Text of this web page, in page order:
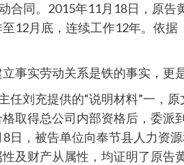
同。2015年11月18日，原
12月底，连续工作12年。依
事实劳动关系是铁的事实，更
刘充提供的“说明材料”一，
取得总公司内部资格后，委派
，被告单位向奉节县人力资
及财产从属性，均证明了原告